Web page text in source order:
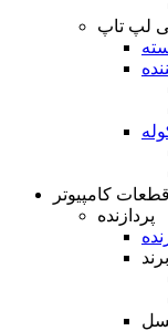
لپ تاپ
قطعات کامپیوتر
پردازنده